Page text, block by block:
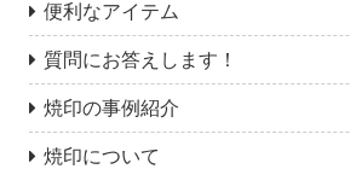
便利なアイテム
質問にお答えします！
焼印の事例紹介
焼印について